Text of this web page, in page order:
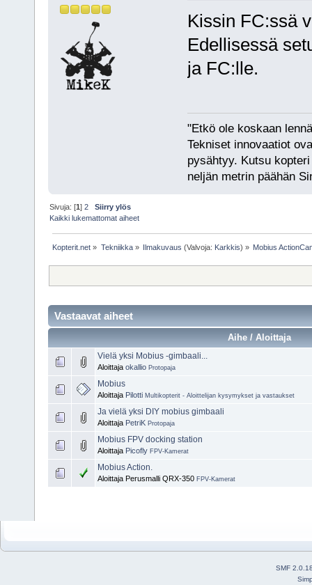
Kissin FC:ssä
Edellisessä
ja FC:lle.
"Etkö ole koskaan
Tekniset innovaatiot
pysähtyy. Kutsu
neljän metrin päähän
Sivuja: [1]2
Siirry ylös
Kaikki lukemattomat aiheet
Kopterit.net » Tekniikka» Ilmakuvaus (Valvoja: Karkkis) » Mobius
Vastaavat aiheet
Aihe / Aloittaja
Vielä yksi Mobius -gimbaali...
Aloittaja okallio Protopaja
Mobius
Aloittaja Pilotti Multikopterit - Aloittelijan kysymykset ja vastaukset
Ja vielä yksi DIY mobius gimbaali
Aloittaja PetriK Protopaja
Mobius FPV docking station
Aloittaja Picofly FPV-Kamerat
Mobius Action.
Aloittaja Perusmalli QRX-350 FPV-Kamerat
SMF